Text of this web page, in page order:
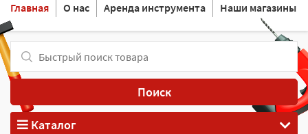
Главная О нас Аренда инструмента Наши магазины
Поиск
Каталог